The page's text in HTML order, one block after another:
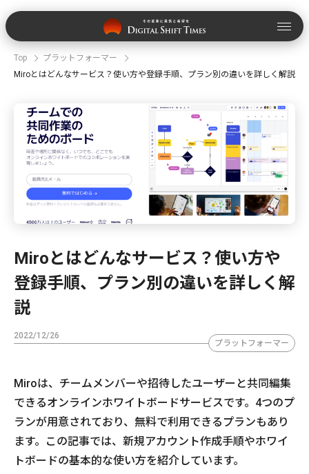
Top
プラットフォーマー
Miroとはどんなサービス？使い方や登録手順、プラン別の違いを詳しく解説
Miroとはどんなサービス？使い方や
登録手順、プラン別の違いを詳しく解
説
2022/12/26
プラットフォーマー
Miroは、チームメンバーや招待したユーザーと共同編集
できるオンラインホワイトボードサービスです。4つのプ
ランが用意されており、無料で利用できるプランもあり
ます。この記事では、新規アカウント作成手順やホワイ
トボードの基本的な使い方を紹介しています。